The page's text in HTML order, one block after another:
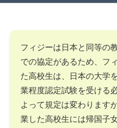
フィジーは日本と同等の
での協定があるため、フ
た高校生は、日本の大学
業程度認定試験を受ける
よって規定は変わります
業した高校生には帰国子